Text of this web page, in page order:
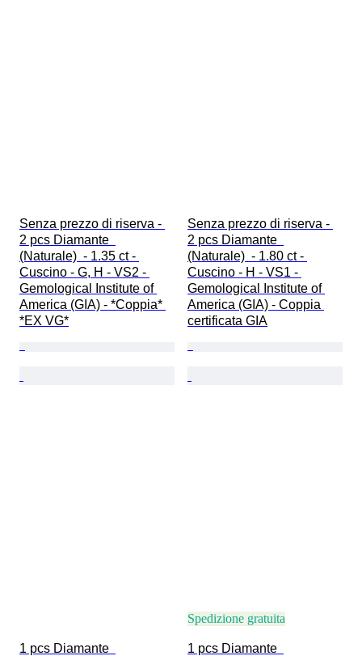
Senza prezzo di riserva -
2 pcs Diamante
(Naturale)  - 1.35 ct -
Cuscino - G, H - VS2 -
Gemological Institute of
America (GIA) - *Coppia*
*EX VG*
Senza prezzo di riserva -
2 pcs Diamante
(Naturale)  - 1.80 ct -
Cuscino - H - VS1 -
Gemological Institute of
America (GIA) - Coppia
certificata GIA
1 pcs Diamante
Spedizione gratuita
1 pcs Diamante